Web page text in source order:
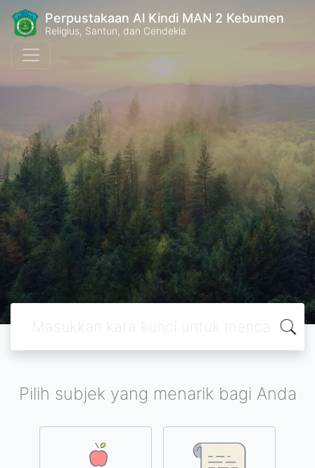
Perpustakaan Al Kindi MAN 2 Kebumen
Religius, Santun, dan Cendekia
Pilih subjek yang menarik bagi Anda